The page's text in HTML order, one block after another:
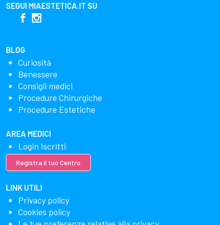
SEGUI MIAESTETICA.IT SU
BLOG
Curiosità
Benessere
Consigli medici
Procedure Chirurgiche
Procedure Estetiche
AREA MEDICI
Login Iscritti
Registra il tuo Centro
LINK UTILI
Privacy policy
Cookies policy